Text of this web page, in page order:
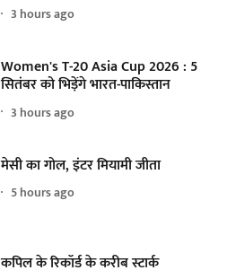
3 hours ago
Women's T-20 Asia Cup 2026 : 5
सितंबर को भिड़ेंगे भारत-पाकिस्तान
3 hours ago
मेसी का गोल, इंटर मियामी जीता
5 hours ago
कपिल के रिकॉर्ड के करीब स्टार्क